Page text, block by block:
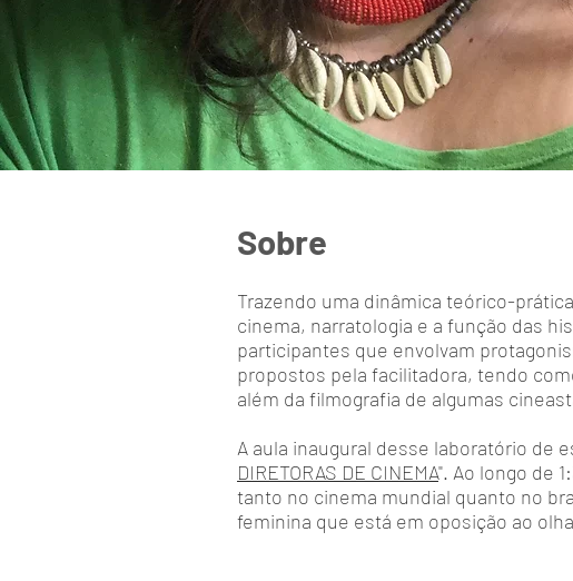
Sobre
Trazendo uma dinâmica teórico-
cinema, narratologia e a função das
participantes que envolvam
propostos pela facilitadora, tendo
além da filmografia de algumas
A aula inaugural desse laboratório de
DIRETORAS DE CINEMA". Ao longo de
tanto no cinema mundial quanto no
feminina que está em oposição ao